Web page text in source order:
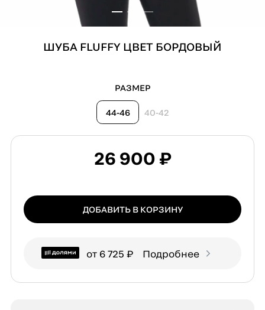
ШУБА FLUFFY ЦВЕТ БОРДОВЫЙ
РАЗМЕР
44-46 40-42
26 900 ₽
ДОБАВИТЬ В КОРЗИНУ
от 6 725 ₽ Подробнее